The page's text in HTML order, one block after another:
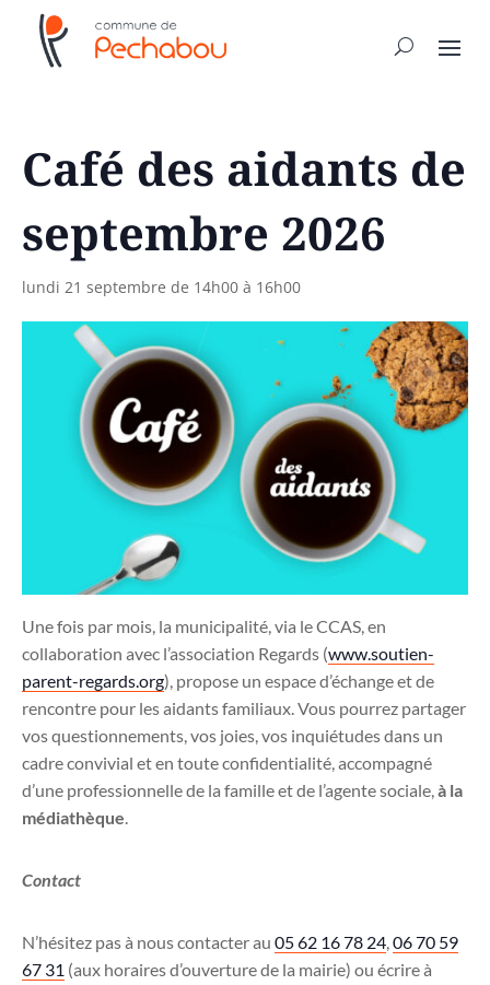
Café des aidants de
septembre 2026
lundi 21 septembre de 14h00 à 16h00
Une fois par mois, la municipalité, via le CCAS, en
collaboration avec l’association Regards (www.soutien-
parent-regards.org), propose un espace d’échange et de
rencontre pour les aidants familiaux. Vous pourrez partager
vos questionnements, vos joies, vos inquiétudes dans un
cadre convivial et en toute confidentialité, accompagné
d’une professionnelle de la famille et de l’agente sociale,à la
médiathèque.
Contact
N’hésitez pas à nous contacter au 05 62 16 78 24,06 70 59
67 31 (aux horaires d’ouverture de la mairie) ou écrire à